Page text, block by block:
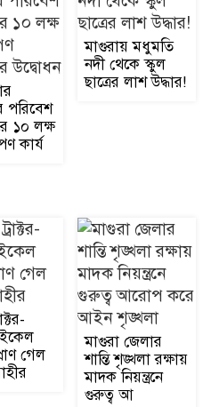
সাজাভোগ শেষে বেনাপোল
দেশে ফিরলেন ৩৬ বাংলাদেশী
কর্তৃপক্ষের কর্মচারীদের
ঘোষণা: বকেয়া ওভা
সপ্তাহ উদ্বোধন
তিন দিনব্যাপী ফায়ার
সপ্তাহের উদ্বোধন
সিজেএম ভবন নির্মাণ ও
বিচারক নিয়োগসহ ৩ দফা
পরিবেশ
১০ লক্ষ
কার্য
মাগুরায় মধুমতি
নদী থেকে স্কুল
ছাত্রের লাশ উদ্ধার!
গেল
মাগুরা জেলার
শান্তি শৃঙ্খলা রক্ষায়
মাদক নিয়ন্ত্রনে
গুরুত্ব আ